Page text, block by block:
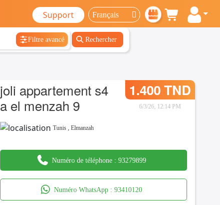
Support
Filtre avancé Rechercher
joli appartement s4
a el menzah 9
1.400 TND
6/3/26, 12:14 PM
Tunis ,Elmanzah
Numéro de téléphone : 93279899
Numéro WhatsApp :93410120